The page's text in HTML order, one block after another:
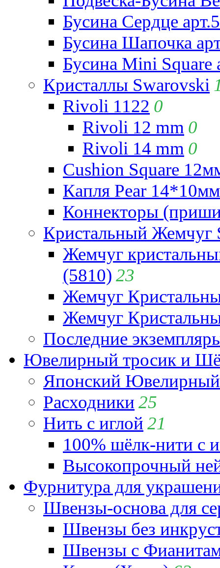
Бусина Сердце
Бусина Шапочка
Бусина Mini Square
Кристаллы Swarovski
Rivoli 1122 0
Rivoli 12 mm 0
Rivoli 14 mm 0
Cushion Square
Капля Pear
Коннекторы
Кристальный Жемчуг
Жемчуг
(5810) 23
Жемчуг
Жемчуг
Последние
Ювелирный тросик и
Японский
Расходники 25
Нить с иглой 21
100% шёлк-нити с
Высокопрочный
Фурнитура для
Швензы-основа для
Швензы без
Швензы с